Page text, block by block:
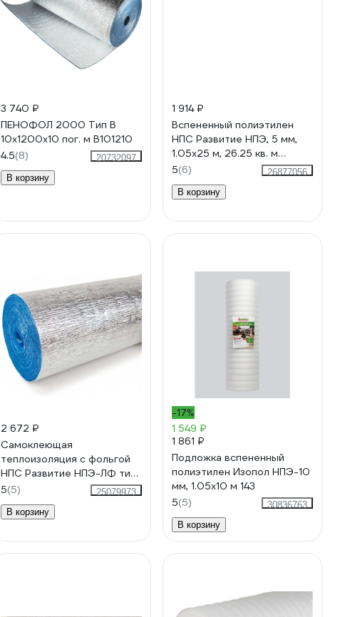
3 740 ₽
ПЕНОФОЛ 2000 Тип В
10x1200x10 пог. м В101210
4.5(8)
20732097
В корзину
1 914 ₽
Вспененный полиэтилен
НПС Развитие НПЭ, 5 мм,
1.05x25 м, 26.25 кв. м
4620018382170
5(6)
26877056
В корзину
2 672 ₽
Самоклеющая
теплоизоляция с фольгой
НПС Развитие НПЭ-ЛФ тип
С, 10 мм, 0.6x10 м, 6 кв. м
4620018381821
5(5)
25079973
В корзину
-17%
1 549 ₽
1 861 ₽
Подложка вспененный
полиэтилен Изопол НПЭ-10
мм, 1.05x10 м 143
5(5)
30836763
В корзину